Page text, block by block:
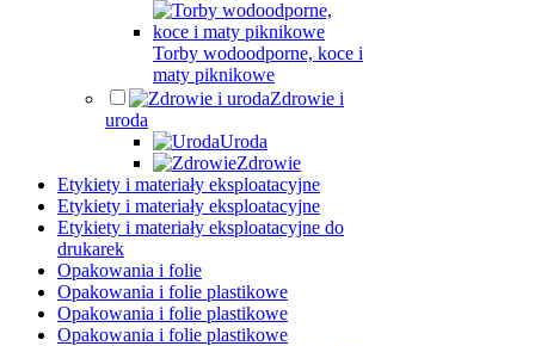
Torby wodoodporne, koce i
maty piknikowe
Zdrowie i
uroda
Uroda
Zdrowie
Etykiety i materiały eksploatacyjne
Etykiety i materiały eksploatacyjne
Etykiety i materiały eksploatacyjne do
drukarek
Opakowania i folie
Opakowania i folie plastikowe
Opakowania i folie plastikowe
Opakowania i folie plastikowe